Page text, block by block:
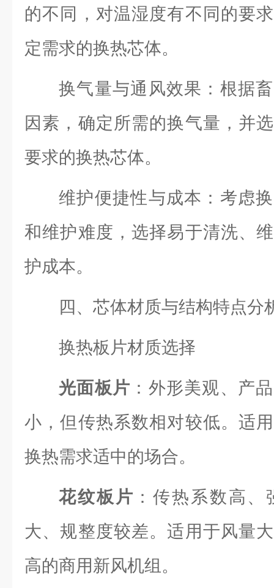
的不同，对温湿度有不同的要
定需求的换热芯体。
换气量与通风效果：根据
因素，确定所需的换气量，并
要求的换热芯体。
维护便捷性与成本：考虑
和维护难度，选择易于清洗、
护成本。
四、芯体材质与结构特点分
换热板片材质选择
光面板片 ：外形美观、产
小，但传热系数相对较低。适
换热需求适中的场合。
花纹板片 ：传热系数高
大、规整度较差。适用于风量
高的商用新风机组。